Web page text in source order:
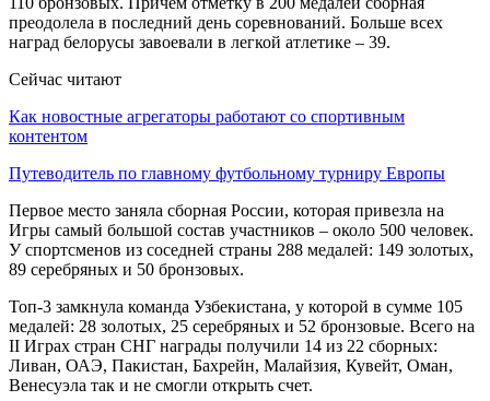
преодолела в последний день соревнований. Больше всех
наград белорусы завоевали в легкой атлетике – 39.
Сейчас читают
Как новостные агрегаторы работают со спортивным
контентом
Путеводитель по главному футбольному турниру Европы
Первое место заняла сборная России, которая привезла на
Игры самый большой состав участников – около 500 человек.
У спортсменов из соседней страны 288 медалей: 149 золотых,
89 серебряных и 50 бронзовых.
Топ-3 замкнула команда Узбекистана, у которой в сумме 105
медалей: 28 золотых, 25 серебряных и 52 бронзовые. Всего на
II Играх стран СНГ награды получили 14 из 22 сборных:
Ливан, ОАЭ, Пакистан, Бахрейн, Малайзия, Кувейт, Оман,
Венесуэла так и не смогли открыть счет.